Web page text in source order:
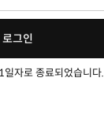
그인
자로 종료되었습니다.